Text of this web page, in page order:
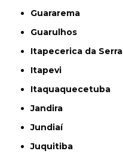
Guararema
Guarulhos
Itapecerica da Serra
Itapevi
Itaquaquecetuba
Jandira
Jundiaí
Juquitiba